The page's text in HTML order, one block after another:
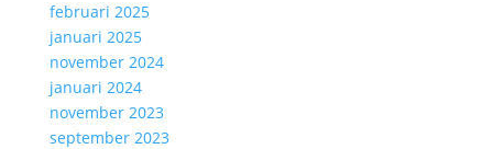
februari 2025
januari 2025
november 2024
januari 2024
november 2023
september 2023